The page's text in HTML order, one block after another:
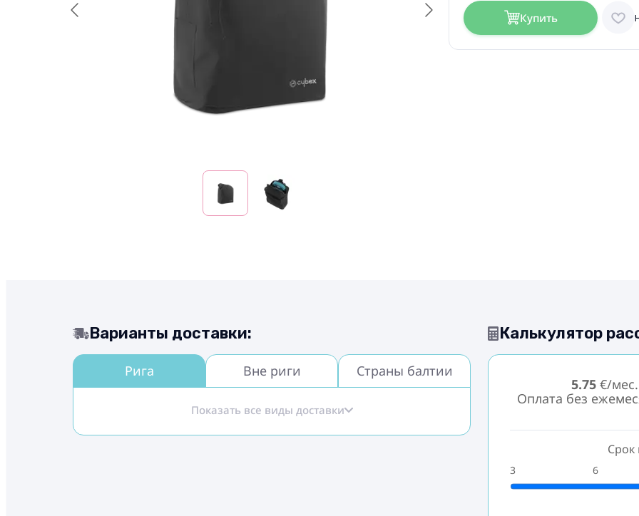
Купить
Варианты доставки:
Рига Вне риги Страны балтии
Показать все виды доставки
Калькулятор
5.75€/мес.
Оплата без
Срок
3 6